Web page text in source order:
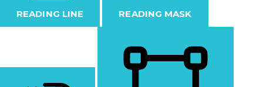
READING LINE READING MASK